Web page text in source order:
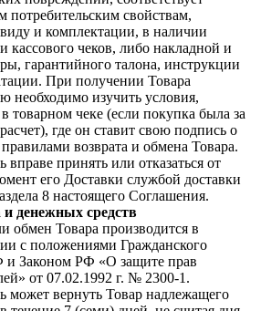
потребительским свойствам,
и комплектации, в наличии
кассового чеков, либо накладной и
гарантийного талона, инструкции
При получении Товара
необходимо изучить условия,
товарном чеке (если покупка была за
где он ставит свою подпись о
правилами возврата и обмена Товара.
вправе принять или отказаться от
его Доставки службой доставки
8 настоящего Соглашения.
денежных средств
обмен Товара производится в
с положениями Гражданского
и Законом РФ «О защите прав
от 07.02.1992 г. № 2300-1.
может вернуть Товар надлежащего